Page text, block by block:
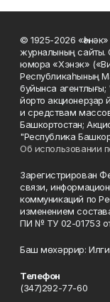
© 1925-2026
журналының сайты.
юмора «Хэнэк»
Республикаһының
буйынса
йорто акционерҙар
и средствам
Башкортостан;
"Республика
Об использовании
Зарегистрирован
связи,
коммуникаций по
изменением
ПИ № ТУ 02-01753
Баш мөхәррир:
Телефон
(347)292-77-60